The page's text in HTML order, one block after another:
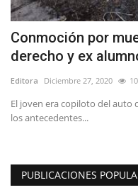
Política
Espectáculos
Conmoción por
derecho y ex
Editora Diciembre 27, 2020
El joven era copiloto del auto
los antecedentes...
PUBLICACIONES